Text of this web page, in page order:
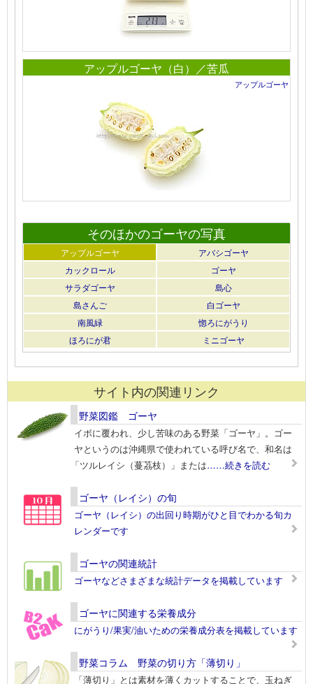
アップルゴーヤ（白）／苦瓜
アップルゴーヤ
そのほかのゴーヤの写真
アップルゴーヤ
アバシゴーヤ
カックロール
ゴーヤ
サラダゴーヤ
島心
島さんご
白ゴーヤ
南風緑
惚ろにがうり
ほろにが君
ミニゴーヤ
サイト内の関連リンク
野菜図鑑 ゴーヤ
イボに覆われ、少し苦味のある野菜「ゴーヤ」。ゴー
ヤというのは沖縄県で使われている呼び名で、和名は
「ツルレイシ（蔓茘枝）」または……続きを読む
ゴーヤ（レイシ）の旬
ゴーヤ（レイシ）の出回り時期がひと目でわかる旬カ
レンダーです
ゴーヤの関連統計
ゴーヤなどさまざまな統計データを掲載しています
ゴーヤに関連する栄養成分
にがうり/果実/油いための栄養成分表を掲載しています
野菜コラム 野菜の切り方「薄切り」
「薄切り」とは素材を薄くカットすることで、玉ねぎ